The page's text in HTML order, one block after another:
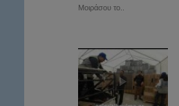
Μοιράσου το..